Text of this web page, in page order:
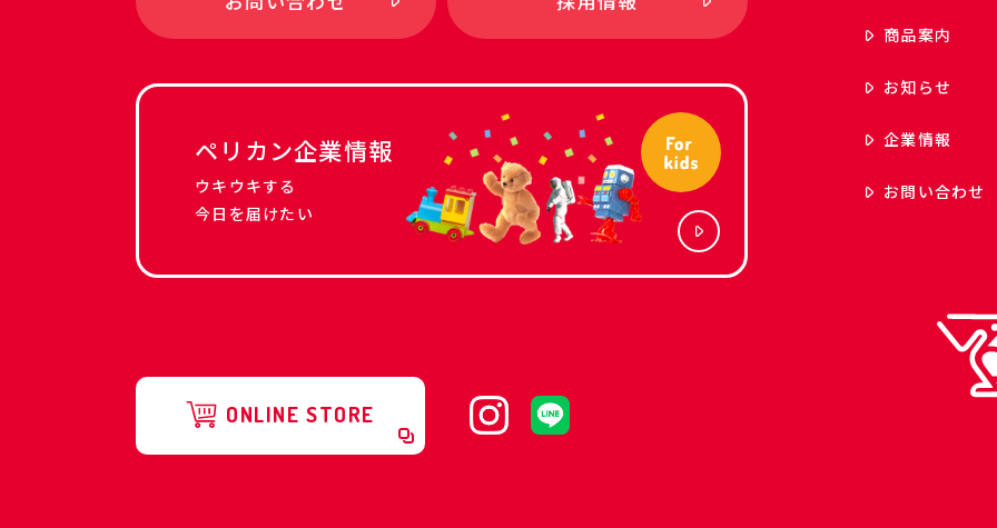
ペリカン企業情報
ウキウキする
今日を届けたい
ONLINE STORE
商品案内
お知らせ
企業情報
お問い合わせ